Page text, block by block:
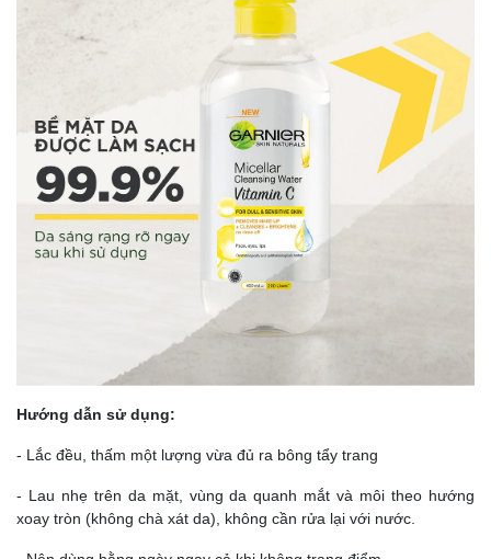
Hướng dẫn sử dụng:
- Lắc đều, thấm một lượng vừa đủ ra bông tẩy trang
- Lau nhẹ trên da mặt, vùng da quanh mắt và môi theo hướng
xoay tròn (không chà xát da), không cần rửa lại với nước.